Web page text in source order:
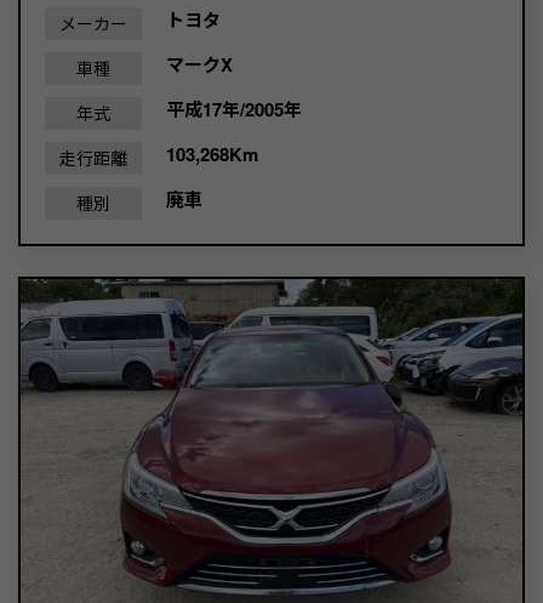
メーカー トヨタ
車種 マークX
年式 平成17年/2005年
走行距離 103,268Km
種別 廃車